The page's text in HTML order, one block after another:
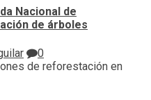
Nacional de
de árboles
0
de reforestación en